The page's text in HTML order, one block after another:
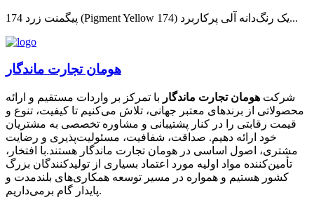
پیگمنت زرد 174 (Pigment Yellow 174) یک رنگ‌دانه آلی پرکاربرد...
هومان تجارت ماندگار
شرکت هومان تجارت ماندگار با تمرکز بر واردات مستقیم و ارائه
محصولاتی از برندهای معتبر جهانی، تلاش می‌کنیم تا کیفیت، تنوع و
قیمت رقابتی را در کنار پشتیبانی و مشاوره تخصصی به مشتریان
خود ارائه دهیم. صداقت، شفافیت، مسئولیت‌پذیری و رضایت
مشتری، اصول اساسی در هومان تجارت ماندگار هستند.با افتخار،
تأمین‌کننده مواد اولیه مورد اعتماد بسیاری از تولیدکنندگان بزرگ
کشور هستیم و همواره در مسیر توسعه همکاری‌های بلندمدت و
پایدار گام برمی‌داریم.